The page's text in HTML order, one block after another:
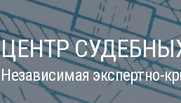
ЦЕНТР
Независимая экспертно-